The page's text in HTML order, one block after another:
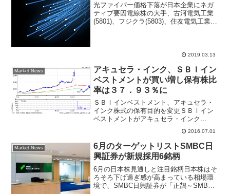
光ファイバー価格下落が日本企業にネガ
ティブ要因電線株の大手、古河電気工業
(5801)、フジクラ(5803)、住友電気工業
2019.03.13
Market News
アキュセラ・インク、ＳＢＩイン
ベストメントが買い増し保有株比
率は３７．９３％に
ＳＢＩインベストメント、アキュセラ・
インク株式の保有目的を変更ＳＢＩイン
ベストメントがアキュセラ・インク
(4589)を連日買い増ししていることが、
足元の株価上昇する刺激材料となってい
た。６月３０日に提出された５％ルール
大量保有報告書で、保有...
2016.07.01
Market News
6月のターゲットリストSMBC日
興証券が新規採用6銘柄
6月の日本株見通しと注目銘柄日本株はそ
ろそろ下げ過ぎ感が高まっている相場環
境で、SMBC日興証券が「正鵠～SMBC